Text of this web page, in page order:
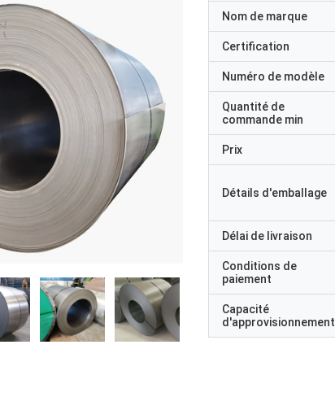
Nom de marque
Certification
Numéro de modèle
Quantité de
commande min
Prix
Détails d'emballage
Délai de livraison
Conditions de
paiement
Capacité
d'approvisionnement